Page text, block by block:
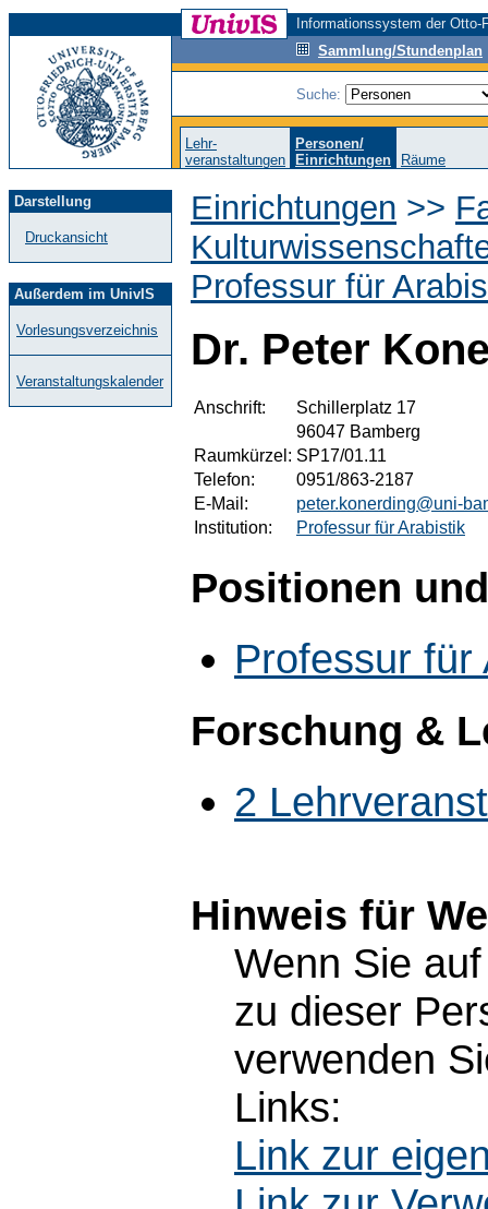
Informationssystem der
Sammlung/Stundenplan
Suche:
Lehr-
veranstaltungen
Personen/
Einrichtungen
Räume
Darstellung
Druckansicht
Außerdem im UnivIS
Vorlesungsverzeichnis
Veranstaltungskalender
Einrichtungen >>
Professur für
Dr. Peter
Anschrift:
Schillerplatz 17
96047 Bamberg
Raumkürzel: SP17/01.11
Telefon:
0951/863-2187
E-Mail:
peter.konerding@uni-
Institution:
Professur für Arabistik
Positionen
Professur für
Forschung &
2
Hinweis für
Wenn Sie
zu dieser
verwenden
Links:
Link zur